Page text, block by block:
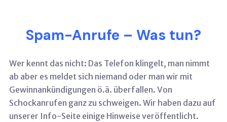
Spam-Anrufe – Was tun?
Wer kennt das nicht: Das Telefon klingelt, man nimmt
ab aber es meldet sich niemand oder man wir mit
Gewinnankündigungen ö.ä. überfallen. Von
Schockanrufen ganz zu schweigen. Wir haben dazu auf
unserer Info-Seite einige Hinweise veröffentlicht.